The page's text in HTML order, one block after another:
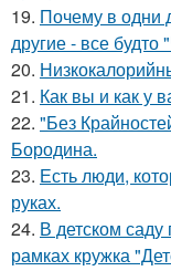
19. Почему в одни
другие - все
20.
21. Как вы и как у
22. "Без
Бородина.
23. Есть люди,
руках.
24. В детском
рамках кружка